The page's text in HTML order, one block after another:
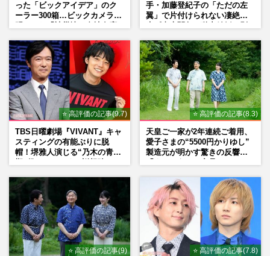
った「ビックアイデア」のク
ーラー300箱…ビックカメラが
手・加藤登紀子の「ただの左
翼」で片付けられない凄絶半
⭐ 高評価の記事(9.7)
TBS日曜劇場『VIVANT』キャ
スティングの有能ぶりに脱
帽！堺雅人演じる“乃木の青年
マン長男・櫻井海音だった
⭐ 高評価の記事(8.3)
天皇ご一家が2年連続ご着用、
愛子さまの“5500円かりゆし”
製造元が明かす驚きの反響
⭐ 高評価の記事(9) ⭐ 高評価の記事(7.8)